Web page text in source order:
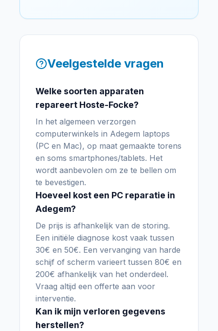
Veelgestelde vragen
Welke soorten apparaten
repareert Hoste-Focke?
In het algemeen verzorgen
computerwinkels in Adegem laptops
(PC en Mac), op maat gemaakte torens
en soms smartphones/tablets. Het
wordt aanbevolen om ze te bellen om
te bevestigen.
Hoeveel kost een PC reparatie in
Adegem?
De prijs is afhankelijk van de storing.
Een initiële diagnose kost vaak tussen
30€ en 50€. Een vervanging van harde
schijf of scherm varieert tussen 80€ en
200€ afhankelijk van het onderdeel.
Vraag altijd een offerte aan voor
interventie.
Kan ik mijn verloren gegevens
herstellen?